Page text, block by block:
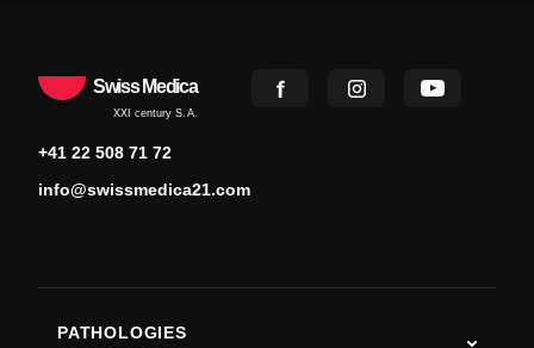
Swiss Medica
XXI century S.A.
+41 22 508 71 72
info@swissmedica21.com
PATHOLOGIES